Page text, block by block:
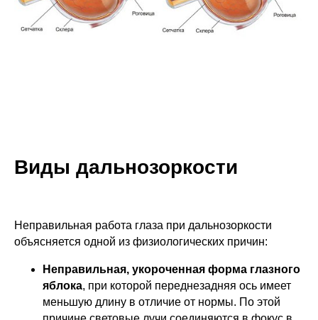
Виды дальнозоркости
Неправильная работа глаза при дальнозоркости
объясняется одной из физиологических причин:
Неправильная, укороченная форма глазного
яблока, при которой переднезадняя ось имеет
меньшую длину в отличие от нормы. По этой